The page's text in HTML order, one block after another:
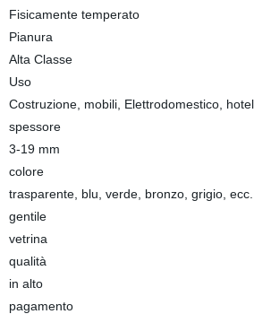
Fisicamente temperato
Pianura
Alta Classe
Uso
Costruzione, mobili, Elettrodomestico, hotel
spessore
3-19 mm
colore
trasparente, blu, verde, bronzo, grigio, ecc.
gentile
vetrina
qualità
in alto
pagamento